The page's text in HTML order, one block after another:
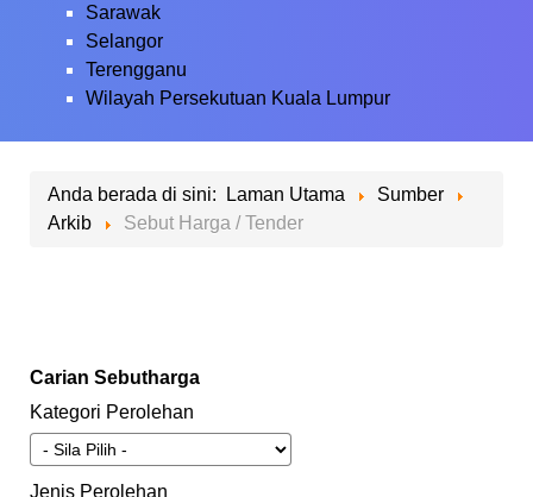
Sarawak
Selangor
Terengganu
Wilayah Persekutuan Kuala Lumpur
Anda berada di sini: Laman Utama
Sumber
Arkib
Sebut Harga / Tender
Carian Sebutharga
Kategori Perolehan
Jenis Perolehan